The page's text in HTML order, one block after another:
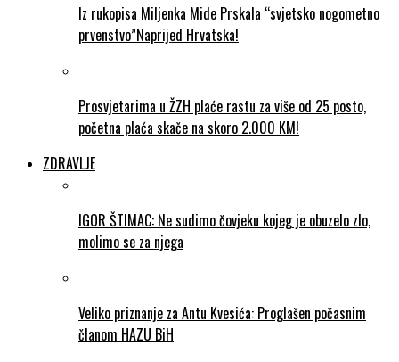
Iz rukopisa Miljenka Mide Prskala “svjetsko nogometno
prvenstvo”Naprijed Hrvatska!
Prosvjetarima u ŽZH plaće rastu za više od 25 posto,
početna plaća skače na skoro 2.000 KM!
ZDRAVLJE
IGOR ŠTIMAC: Ne sudimo čovjeku kojeg je obuzelo zlo,
molimo se za njega
Veliko priznanje za Antu Kvesića: Proglašen počasnim
članom HAZU BiH